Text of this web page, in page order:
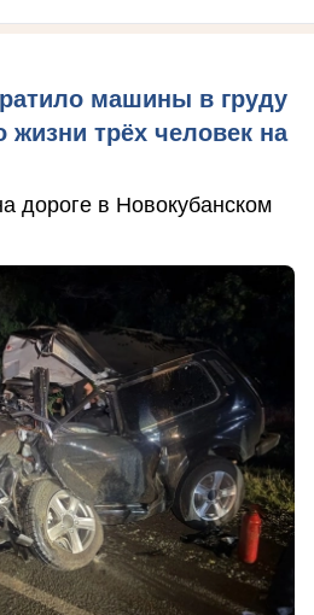
машины в груду
жизни трёх человек на
дороге в Новокубанском